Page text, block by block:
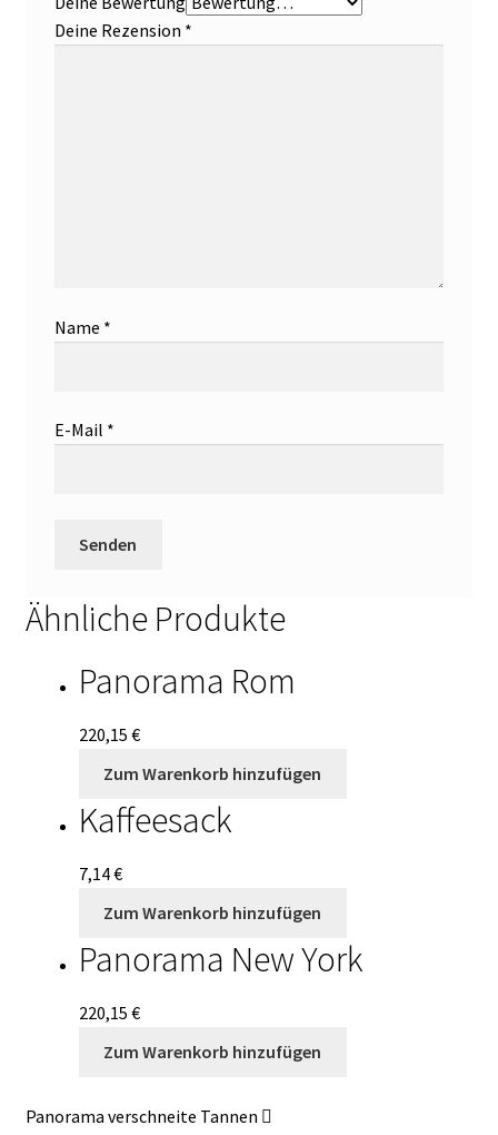
Deine Rezension *
Name *
E-Mail *
Ähnliche Produkte
Panorama Rom
220,15 €
Zum Warenkorb hinzufügen
Kaffeesack
7,14€
Zum Warenkorb hinzufügen
Panorama New York
220,15 €
Zum Warenkorb hinzufügen
Panorama verschneite Tannen